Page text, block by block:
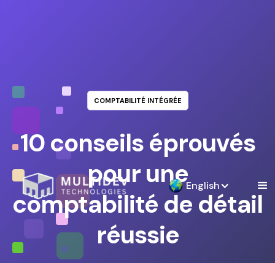
English
COMPTABILITÉ INTÉGRÉE
10 conseils éprouvés
pour une
comptabilité de détail
réussie